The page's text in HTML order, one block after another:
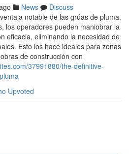
News
Discuss
notable de las grúas de pluma.
los operadores pueden maniobrar la
eficacia, eliminando la necesidad de
Esto los hace ideales para zonas
de construcción con
37991880/the-definitive-
Upvoted